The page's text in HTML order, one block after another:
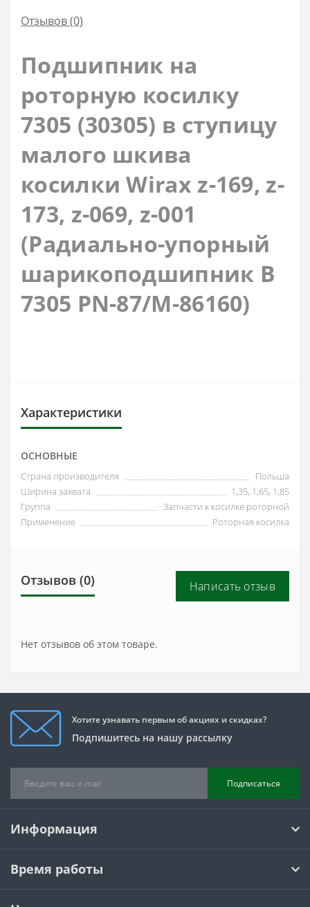
Отзывов (0)
Подшипник на
роторную косилку
7305 (30305) в ступицу
малого шкива
косилкиWirax z-169, z-
173, z-069, z-001
(Радиально-упорный
шарикоподшипник B
7305 PN-87/M-86160)
Характеристики
ОСНОВНЫЕ
Страна производителя
Польша
Ширина захвата
1,35, 1,65, 1,85
Группа
Запчасти к косилке роторной
Применение
Роторная косилка
Отзывов (0) Написать отзыв
Нет отзывов об этом товаре.
Хотите узнавать первым об акциях и скидках?
Подпишитесь на нашу рассылку
Подписаться
Информация
Время работы